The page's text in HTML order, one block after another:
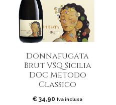
Donnafugata
Brut VSQ Sicilia
DOC Metodo
Classico
€ 34,90 Iva inclusa